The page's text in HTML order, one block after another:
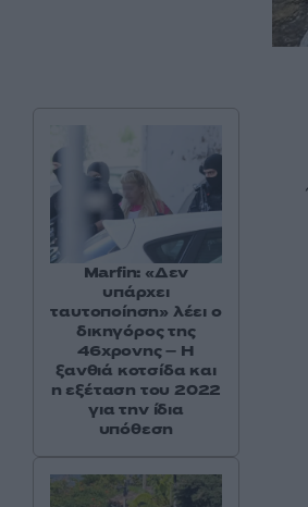
Marfin: «Δεν
υπάρχει
ταυτοποίηση» λέει ο
δικηγόρος της
46χρονης – Η
ξανθιά κοτσίδα και
η εξέταση του 2022
για την ίδια
υπόθεση